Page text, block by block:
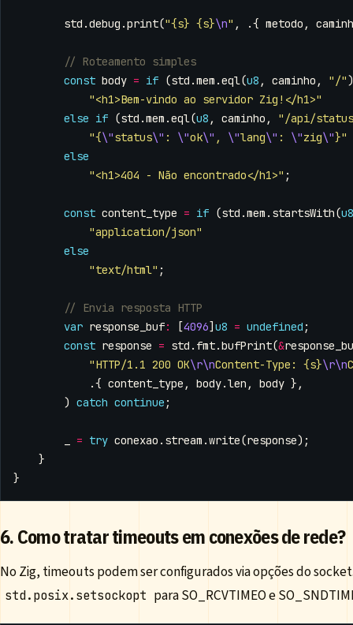
std .debug .print("{s} {s}\n" , .{ metodo ,
const body = if (std .mem .eql(u8 , caminho , "/"
"<h1>Bem-vindo ao servidor Zig!</h1>"
else if (std .mem .eql(u8 , caminho ,
"/api/
"{\"status\" : \"ok\" , \"lang\" : \"zig\"}"
else
"<h1>404 - Não encontrado</h1>" ;
const content_type = if (std .mem . startsWith(u8
"application/json"
else
"text/html" ;
var response_buf: [4096] u8 = undefined ;
const response = std . fmt.bufPrint(&
"HTTP/1.1 200 OK\r\nContent-Type: {s}\r\n
.{ content_type , body.len , body },
) catch continue ;
= try conexao . stream .write(response);
}
}
6. Como tratar timeouts em conexões de rede?
No Zig, timeouts podem ser configurados via opções do
std.posix.setsockopt para SO_RCVTIMEO e